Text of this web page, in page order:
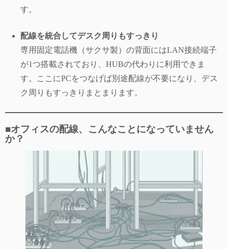
す。
配線を統合してデスク周りもすっきり
専用固定電話機（サクサ製）の背面にはLAN接続端子
が1つ搭載されており、HUBの代わりに利用できま
す。ここにPCをつなげば別途配線が不要になり、デス
ク周りもすっきりまとまります。
■オフィスの配線、こんなことになっていません
か？